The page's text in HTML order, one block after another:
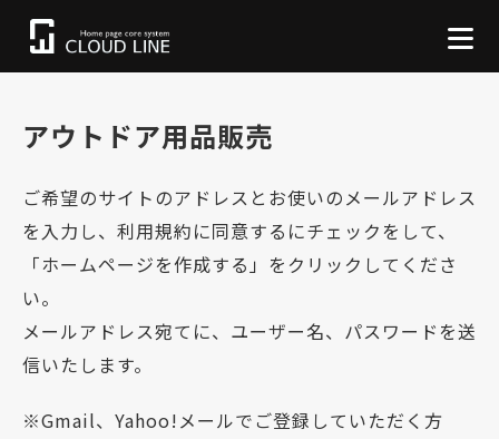
アウトドア用品販売
ご希望のサイトのアドレスとお使いのメールアドレス
を入力し、利用規約に同意するにチェックをして、
「ホームページを作成する」をクリックしてくださ
い。
メールアドレス宛てに、ユーザー名、パスワードを送
信いたします。
※Gmail、Yahoo!メールでご登録していただく方